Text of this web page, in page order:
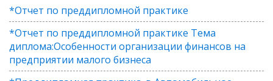
*Отчет по преддипломной практике
*Отчет по преддипломной практике Тема
диплома:Особенности организации финансов на
предприятии малого бизнеса